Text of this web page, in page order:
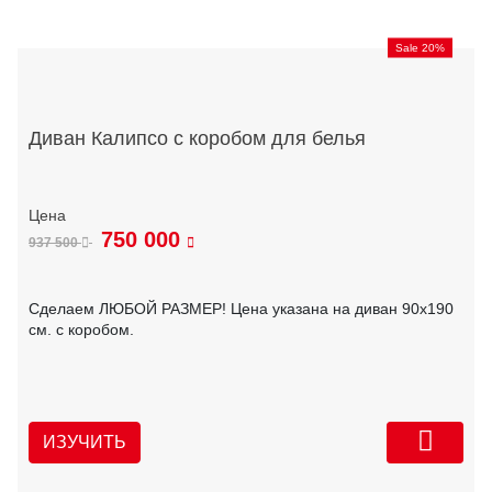
Sale 20%
Диван Калипсо с коробом для белья
937 500 750 000
Сделаем ЛЮБОЙ РАЗМЕР! Цена указана на диван 90х190
см. с коробом.
ИЗУЧИТЬ